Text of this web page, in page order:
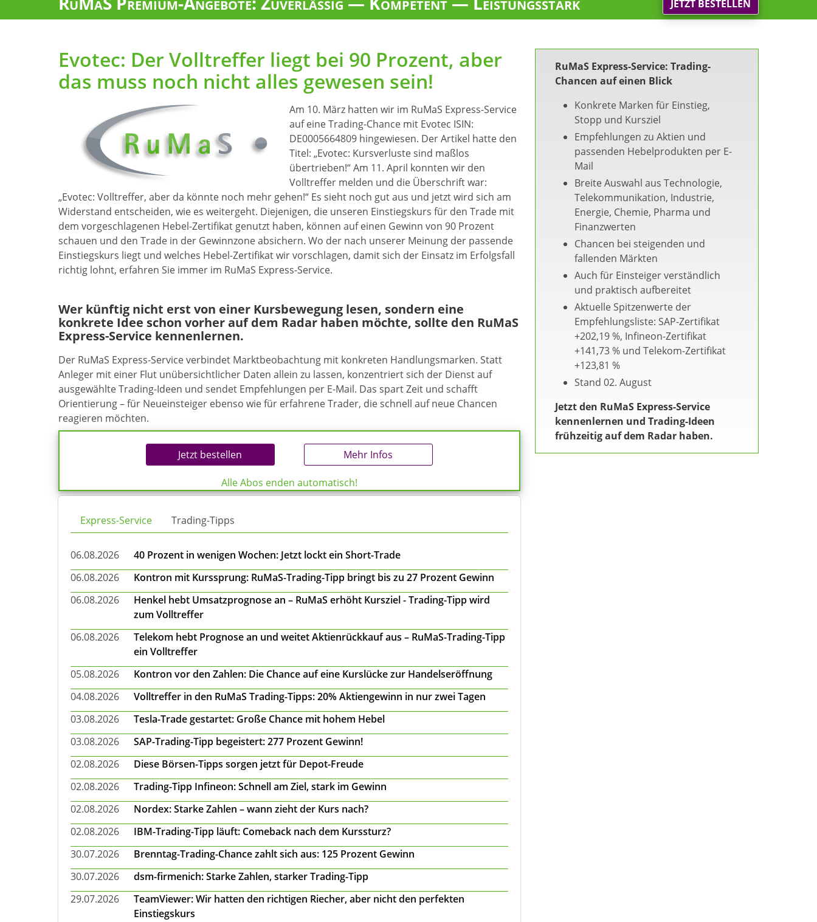
JETZT BESTELLEN
Evotec: Der Volltreffer liegt bei 90 Prozent, aber
das muss noch nicht alles gewesen sein!
Am 10. März hatten wir im RuMaS Express-Service
auf eine Trading-Chance mit Evotec ISIN:
DE0005664809 hingewiesen. Der Artikel hatte den
Titel: „Evotec: Kursverluste sind maßlos
übertrieben!“ Am 11. April konnten wir den
Volltreffer melden und die Überschrift war:
„Evotec: Volltreffer, aber da könnte noch mehr gehen!“ Es sieht noch gut aus und jetzt wird sich am
Widerstand entscheiden, wie es weitergeht. Diejenigen, die unseren Einstiegskurs für den Trade mit
dem vorgeschlagenen Hebel-Zertifikat genutzt haben, können auf einen Gewinn von 90 Prozent
schauen und den Trade in der Gewinnzone absichern. Wo der nach unserer Meinung der passende
Einstiegskurs liegt und welches Hebel-Zertifikat wir vorschlagen, damit sich der Einsatz im Erfolgsfall
richtig lohnt, erfahren Sie immer im RuMaS Express-Service.
Wer künftig nicht erst von einer Kursbewegung lesen, sondern eine
konkrete Idee schon vorher auf dem Radar haben möchte, sollte den RuMaS
Express-Service kennenlernen.
Der RuMaS Express-Service verbindet Marktbeobachtung mit konkreten Handlungsmarken. Statt
Anleger mit einer Flut unübersichtlicher Daten allein zu lassen, konzentriert sich der Dienst auf
ausgewählte Trading-Ideen und sendet Empfehlungen per E-Mail. Das spart Zeit und schafft
Orientierung – für Neueinsteiger ebenso wie für erfahrene Trader, die schnell auf neue Chancen
reagieren möchten.
Jetzt bestellen Mehr Infos
Alle Abos enden automatisch!
Express-Service Trading-Tipps
06.08.2026
40 Prozent in wenigen Wochen: Jetzt lockt ein Short-Trade
06.08.2026
Kontron mit Kurssprung: RuMaS-Trading-Tipp bringt bis zu 27 Prozent Gewinn
06.08.2026
Henkel hebt Umsatzprognose an – RuMaS erhöht Kursziel - Trading-Tipp wird
zum Volltreffer
06.08.2026
Telekom hebt Prognose an und weitet Aktienrückkauf aus – RuMaS-Trading-Tipp
ein Volltreffer
05.08.2026
Kontron vor den Zahlen: Die Chance auf eine Kurslücke zur Handelseröffnung
04.08.2026
Volltreffer in den RuMaS Trading-Tipps: 20% Aktiengewinn in nur zwei Tagen
03.08.2026
Tesla-Trade gestartet: Große Chance mit hohem Hebel
03.08.2026
SAP-Trading-Tipp begeistert: 277 Prozent Gewinn!
02.08.2026
Diese Börsen-Tipps sorgen jetzt für Depot-Freude
02.08.2026
Trading-Tipp Infineon: Schnell am Ziel, stark im Gewinn
02.08.2026
Nordex: Starke Zahlen – wann zieht der Kurs nach?
02.08.2026
IBM-Trading-Tipp läuft: Comeback nach dem Kurssturz?
30.07.2026
Brenntag-Trading-Chance zahlt sich aus: 125 Prozent Gewinn
30.07.2026
dsm-firmenich: Starke Zahlen, starker Trading-Tipp
29.07.2026
TeamViewer: Wir hatten den richtigen Riecher, aber nicht den perfekten
Einstiegskurs
RuMaS Express-Service: Trading-
Chancen auf einen Blick
Konkrete Marken für Einstieg,
Stopp und Kursziel
Empfehlungen zu Aktien und
passenden Hebelprodukten per E-
Mail
Breite Auswahl aus Technologie,
Telekommunikation, Industrie,
Energie, Chemie, Pharma und
Finanzwerten
Chancen bei steigenden und
fallenden Märkten
Auch für Einsteiger verständlich
und praktisch aufbereitet
Aktuelle Spitzenwerte der
Empfehlungsliste: SAP-Zertifikat
+202,19 %, Infineon-Zertifikat
+141,73 % und Telekom-Zertifikat
+123,81 %
Stand 02. August
Jetzt den RuMaS Express-Service
kennenlernen und Trading-Ideen
frühzeitig auf dem Radar haben.